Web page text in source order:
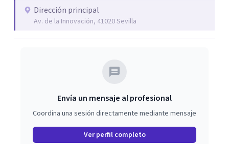
promociones.
Dirección principal
Av. de la Innovación, 41020 Sevilla
Envía un mensaje al profesional
Coordina una sesión directamente mediante mensaje
Ver perfil completo